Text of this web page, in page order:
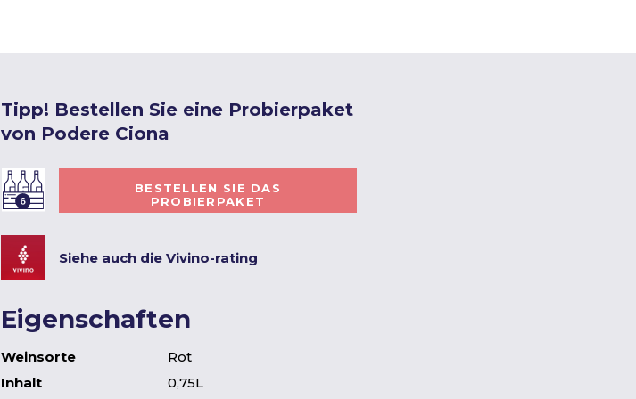
Tipp! Bestellen Sie eine Probierpaket
von Podere Ciona
BESTELLEN SIE DAS
PROBIERPAKET
Siehe auch die Vivino-rating
Eigenschaften
Weinsorte
Rot
Inhalt
0,75L